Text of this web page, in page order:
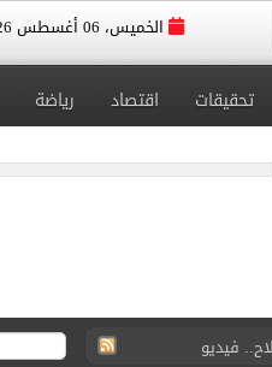
الخميس، 06 أغسطس 2026
تحقيقات اقتصاد رياضة